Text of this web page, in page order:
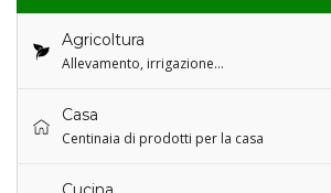
Agricoltura
Allevamento, irrigazione…
Casa
Centinaia di prodotti per la casa